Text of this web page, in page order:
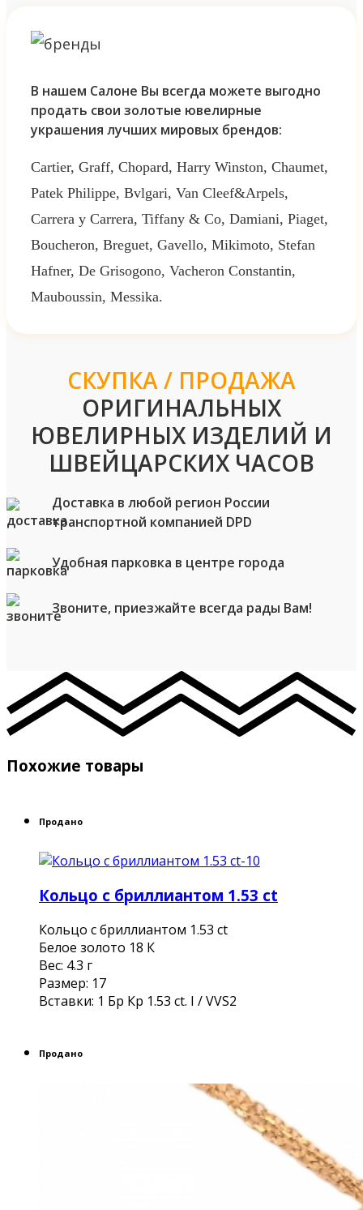
В нашем Салоне Вы всегда можете выгодно
продать свои золотые ювелирные
украшения лучших мировых брендов:
Cartier, Graff, Chopard, Harry Winston, Chaumet,
Patek Philippe, Bvlgari, Van Cleef&Arpels,
Carrera y Carrera, Tiffany & Co, Damiani, Piaget,
Boucheron, Breguet, Gavello, Mikimoto, Stefan
Hafner, De Grisogono, Vacheron Constantin,
Mauboussin, Messika.
СКУПКА / ПРОДАЖА
ОРИГИНАЛЬНЫХ
ЮВЕЛИРНЫХ ИЗДЕЛИЙ И
ШВЕЙЦАРСКИХ ЧАСОВ
Доставка в любой регион России
транспортной компанией DPD
Удобная парковка в центре города
Звоните, приезжайте всегда рады Вам!
Похожие товары
Продано
Кольцо с бриллиантом 1.53 ct
Кольцо с бриллиантом 1.53 ct
Белое золото 18 К
Вес: 4.3 г
Размер: 17
Вставки: 1 Бр Кр 1.53 ct. I / VVS2
Продано